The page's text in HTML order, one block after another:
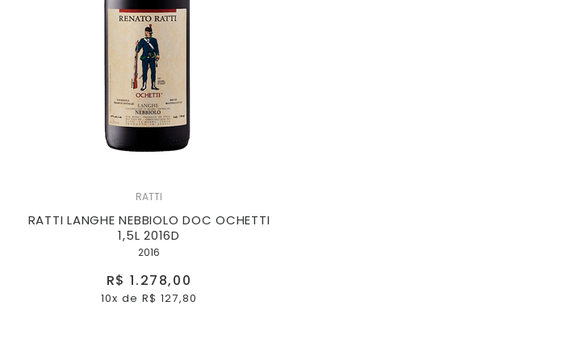
RATTI
RATTI LANGHE NEBBIOLO DOC OCHETTI
1,5L 2016D
2016
R$ 1.278,00
10x de R$ 127,80